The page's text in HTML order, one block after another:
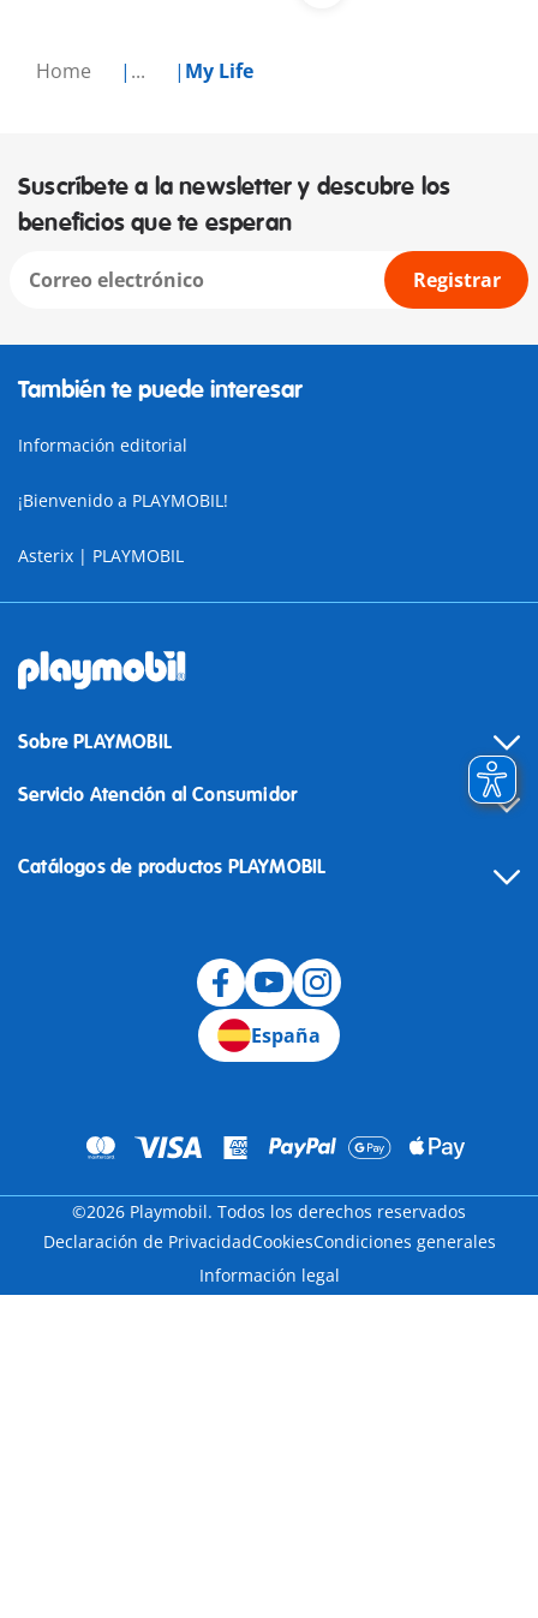
Home ... My Life
Suscríbete a la newsletter y descubre los
beneficios que te esperan
Registrar
También te puede interesar
Información editorial
¡Bienvenido a PLAYMOBIL!
Asterix | PLAYMOBIL
Sobre PLAYMOBIL
Servicio Atención al Consumidor
Catálogos de productos PLAYMOBIL
España
©2026 Playmobil. Todos los derechos reservados
Declaración de PrivacidadCookiesCondiciones generales
Información legal